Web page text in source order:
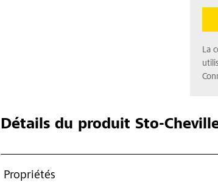
La
Détails du produit Sto-
Propriétés